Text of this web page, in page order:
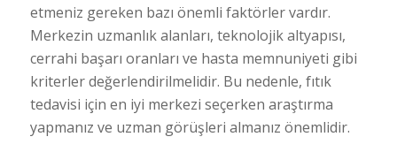
etmeniz gereken bazı önemli faktörler vardır.
Merkezin uzmanlık alanları, teknolojik altyapısı,
cerrahi başarı oranları ve hasta memnuniyeti gibi
kriterler değerlendirilmelidir. Bu nedenle, fıtık
tedavisi için en iyi merkezi seçerken araştırma
yapmanız ve uzman görüşleri almanız önemlidir.